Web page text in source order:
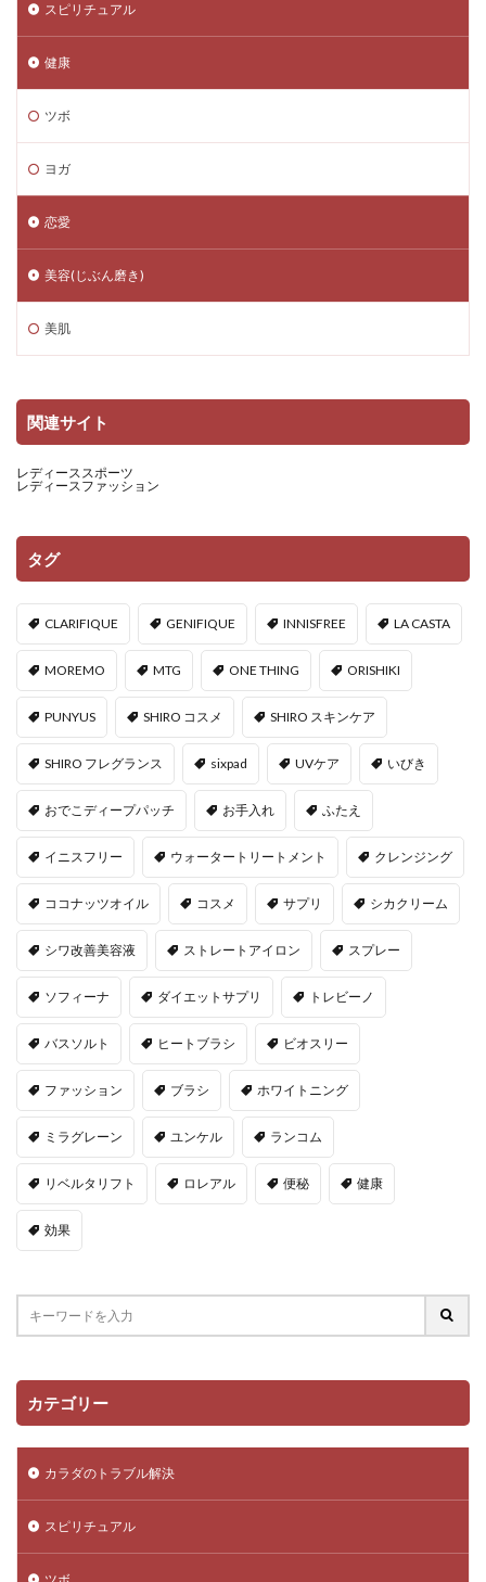
スピリチュアル
健康
ツボ
ヨガ
恋愛
美容(じぶん磨き)
美肌
関連サイト
レディーススポーツ
レディースファッション
タグ
CLARIFIQUE GENIFIQUE INNISFREE LA CASTA
MOREMO MTG ONE THING ORISHIKI
PUNYUS SHIRO コスメ SHIRO スキンケア
SHIRO フレグランス sixpad UVケア いびき
おでこディープパッチ お手入れ ふたえ
イニスフリー ウォータートリートメント クレンジング
ココナッツオイル コスメ サプリ シカクリーム
シワ改善美容液 ストレートアイロン スプレー
ソフィーナ ダイエットサプリ トレビーノ
バスソルト ヒートブラシ ビオスリー
ファッション ブラシ ホワイトニング
ミラグレーン ユンケル ランコム
リベルタリフト ロレアル 便秘 健康
効果
カテゴリー
カラダのトラブル解決
スピリチュアル